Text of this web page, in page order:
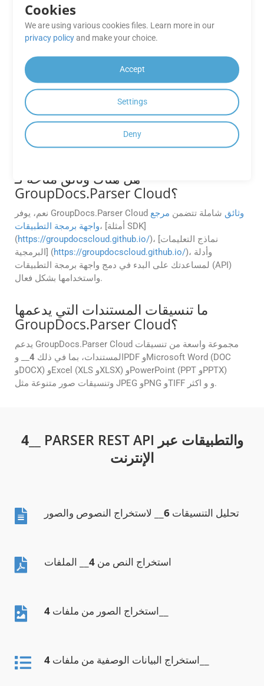
هل يمكنني استخراج البيانات من ملف PDF
ممسوح ضوئيًا أو مستند قائم على صورة
PPTM باستخدام GroupDocs.Parser
Cloud SDK لـ PHP؟
نعم، يتضمن GroupDocs.Parser Cloud تقنية التعرف الضوئي
على الحروف (OCR)، ويمكنه استخراج النص من ملفات PDF
الممسوحة ضوئيًا ومستندات PPTM المستندة إلى الصور. يمكنك
تفعيل خيارات التعرف الضوئي على الحروف (OCR) من خلال
إعدادات واجهة برمجة التطبيقات (API) لتحويل المحتوى
الممسوح ضوئيًا إلى نص قابل للقراءة آليًا.
هل هناك وثائق متاحة لـ
GroupDocs.Parser Cloud؟
نعم، يوفر GroupDocs.Parser Cloud وثائق شاملة تتضمن مرجع
واجهة برمجة التطبيقات، [أمثلة SDK]
(https://groupdocscloud.github.io/)، [نماذج التعليمات
البرمجية] (https://groupdocscloud.github.io/)، وأدلة
لمساعدتك على البدء في دمج واجهة برمجة التطبيقات (API)
واستخدامها بشكل فعال.
ما تنسيقات المستندات التي يدعمها
GroupDocs.Parser Cloud؟
يدعم GroupDocs.Parser Cloud مجموعة واسعة من تنسيقات
المستندات، بما في ذلك 4 __ وPDF وMicrosoft Word (DOC
وDOCX) وExcel (XLS وXLSX) وPowerPoint (PPT وPPTX)
وتنسيقات صور متنوعة مثل JPEG وPNG وTIFF و و اكثر.
4__ PARSER REST API والتطبيقات عبر
الإنترنت
تحليل التنسيقات 6 __ لاستخراج النصوص والصور
استخراج النص من 4 __ الملفات
استخراج الصور من ملفات 4
استخراج البيانات الوصفية من ملفات 4
Cookies
We are using various cookies files. Learn more in our
privacy policyand make your choice.
Accept
Settings
Deny